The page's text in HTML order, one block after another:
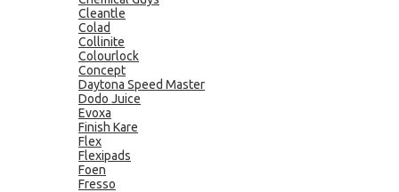
Cleantle
Colad
Collinite
Colourlock
Concept
Daytona Speed Master
Dodo Juice
Evoxa
Finish Kare
Flex
Flexipads
Foen
Fresso